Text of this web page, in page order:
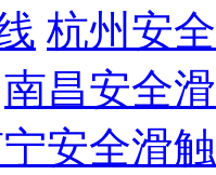
杭州安
南昌安全
安全滑